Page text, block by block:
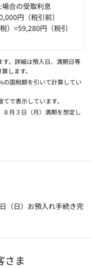
合の受取利息
円（税引前）
）=59,280円（税引
。詳細は預入日、満期日等
します。
国税額を引いて計算してい
で表示しています。
月３日（月）満期を想定し
（日）お預入れ手続き完
さま